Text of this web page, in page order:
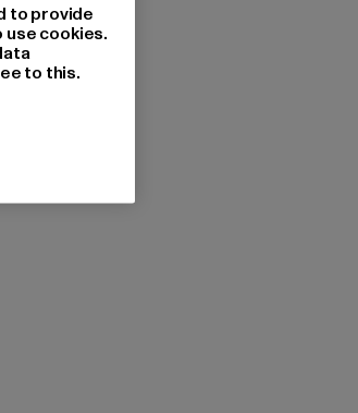
to provide
cookies.
to this.